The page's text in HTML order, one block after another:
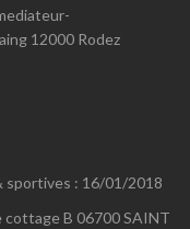
12000 Rodez
sportives : 16/01/2018
cottage B 06700 SAINT